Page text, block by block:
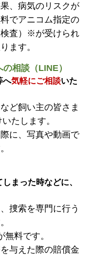
、病気のリスクが
でアニコム指定の
査）※が受けられ
ます。
相談（LINE）
へ気軽にご相談いた
ど飼い主の皆さま
たします。
に、写真や動画で
まった時などに、
捜索を専門に行う
料です。
与えた際の賠償金